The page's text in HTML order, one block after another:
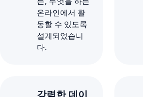
온라인에서 활
동할 수 있도록
설계되었습니
다.
강력한 데이